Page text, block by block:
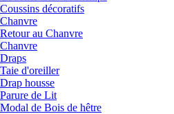
Coussins décoratifs
Chanvre
Retour au Chanvre
Chanvre
Draps
Taie d'oreiller
Drap housse
Parure de Lit
Modal de Bois de hêtre